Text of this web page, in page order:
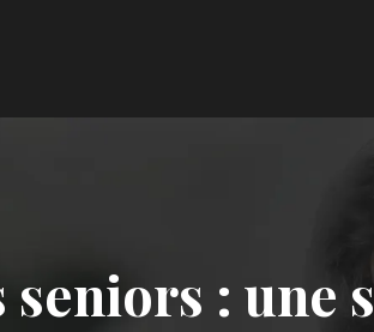
seniors :